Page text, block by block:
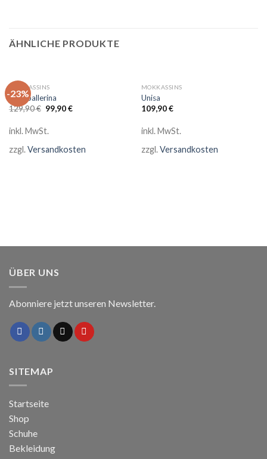
ÄHNLICHE PRODUKTE
-23%
MOKKASSINS
Paoliballerina
129,90€ Ursprünglicher
Preis
129,90 €
99,90€Aktueller
inkl. MwSt.
zzgl.Versandkosten
MOKKASSINS
Unisa
109,90€
inkl. MwSt.
zzgl.Versandkosten
ÜBER UNS
Abonniere jetzt unseren Newsletter.
SITEMAP
Startseite
Shop
Schuhe
Bekleidung